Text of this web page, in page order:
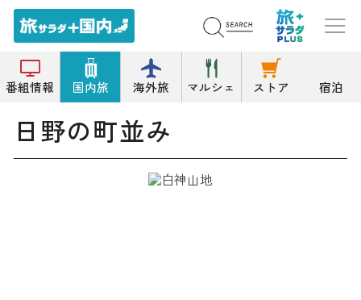
番組情報 国内旅 海外旅 マルシェ ストア 宿泊
トップ その他の名所 日野の町並み
日野の町並み